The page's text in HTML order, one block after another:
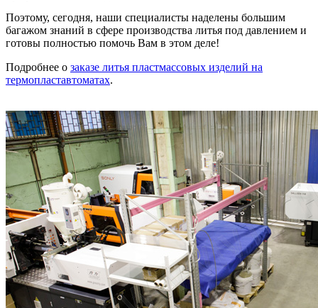
Поэтому, сегодня, наши специалисты наделены большим
багажом знаний в сфере производства литья под давлением и
готовы полностью помочь Вам в этом деле!
Подробнее о заказе литья пластмассовых изделий на
термопластавтоматах.